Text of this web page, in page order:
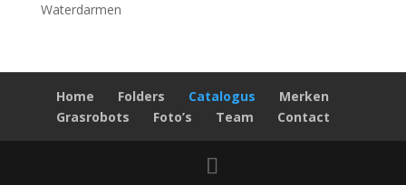
Waterdarmen
Home Folders Catalogus
Merken
Grasrobots
Foto’s Team Contact